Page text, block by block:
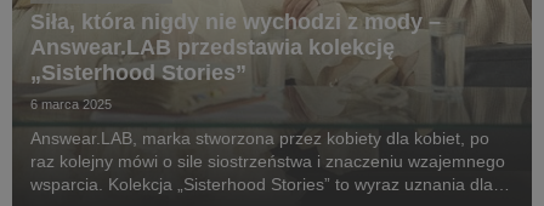
Siła, która nigdy nie wychodzi z mody –
Answear.LAB przedstawia kolekcję
„Sisterhood Stories”
6 marca 2025
Answear.LAB, marka stworzona przez kobiety dla kobiet, po
raz kolejny mówi o sile siostrzeństwa i znaczeniu wzajemnego
wsparcia. Kolekcja „Sisterhood Stories” to wyraz uznania dla